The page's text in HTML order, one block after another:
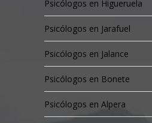
Psicólogos en Higueruela
Psicólogos en Jarafuel
Psicólogos en Jalance
Psicólogos en Bonete
Psicólogos en Alpera